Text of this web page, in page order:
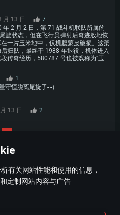
有关网站性能和使用的信息，
定制网站内容与广告
月 13 日
7
2 月 2 日，第 71 战斗机联队所属的
旋状态，但在飞行员弹射后奇迹般地恢
一片玉米地中，仅机腹蒙皮破损。这架
归队，最终于 1988 年退役，机体进入
传奇经历，580787 号也被戏称为“玉
1
恒脱离尾旋了- -）
13 日
2